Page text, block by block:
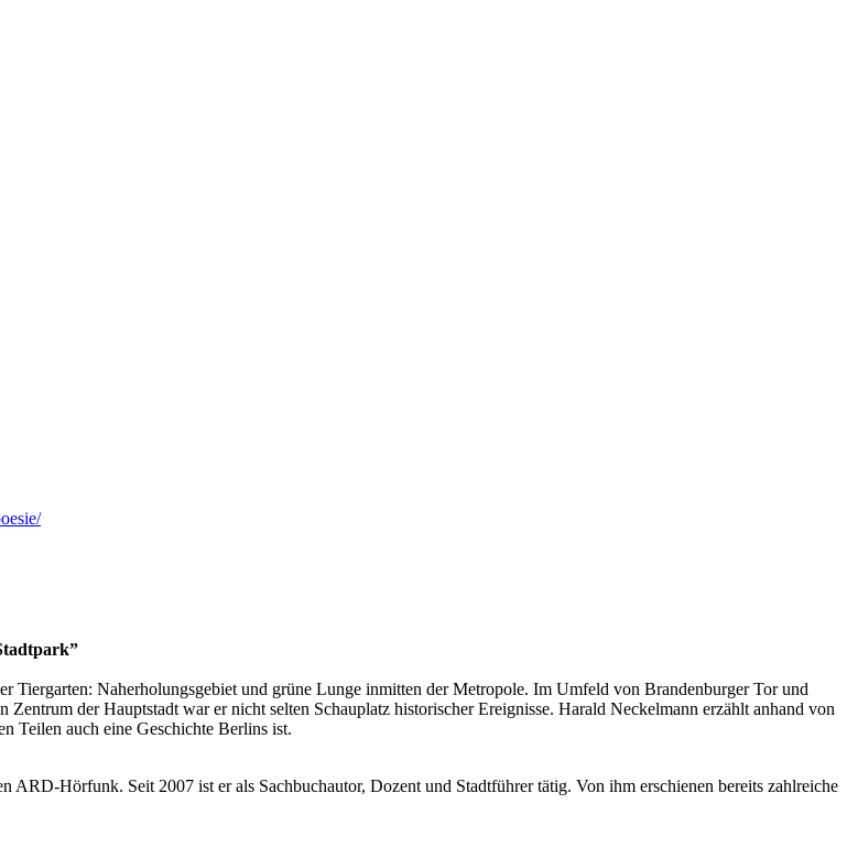
Naherholungsgebiet und grüne Lunge inmitten der Metropole. Im Umfeld von Brandenburger Tor und
der Hauptstadt war er nicht selten Schauplatz historischer Ereignisse. Harald Neckelmann erzählt anhand von
Teilen auch eine Geschichte Berlins ist.
Hörfunk. Seit 2007 ist er als Sachbuchautor, Dozent und Stadtführer tätig. Von ihm erschienen bereits zahlreiche